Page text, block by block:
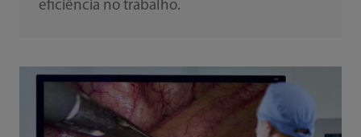
eficiência no trabalho.